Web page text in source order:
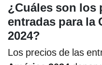
¿Cuáles son los
entradas para la
2024?
Los precios de las